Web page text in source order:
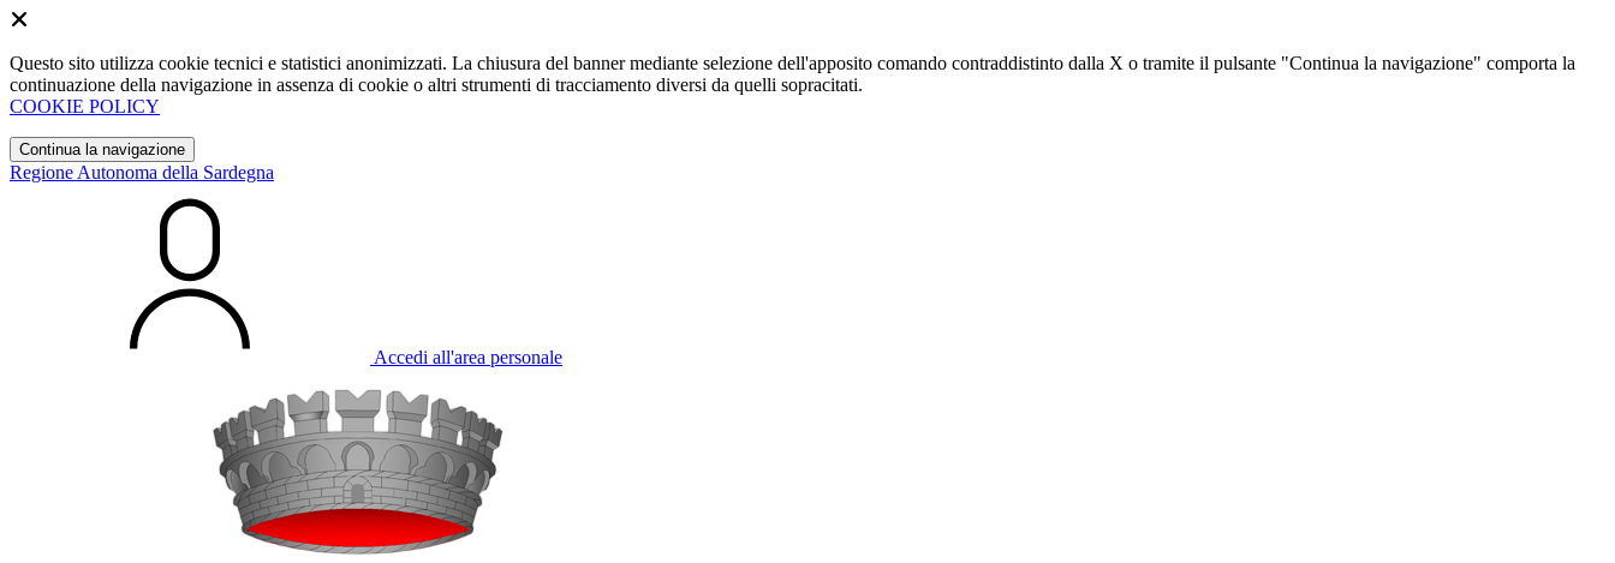
Questo sito utilizza cookie tecnici e statistici anonimizzati. La chiusura del banner mediante selezione dell'apposito comando contraddistinto dalla X o tramite il pulsante "Continua la navigazione" comporta la
continuazione della navigazione in assenza di cookie o altri strumenti di tracciamento diversi da quelli sopracitati.
COOKIE POLICY
Continua la navigazione
Regione Autonoma della Sardegna
Accedi all'area personale